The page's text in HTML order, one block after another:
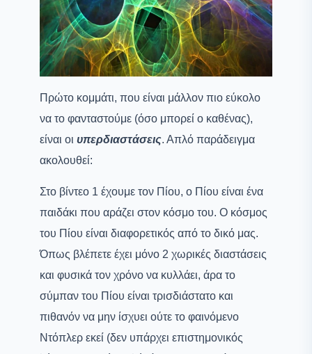
Πρώτο κομμάτι, που είναι μάλλον πιο εύκολο
να το φανταστούμε (όσο μπορεί ο καθένας),
είναι οι υπερδιαστάσεις. Απλό παράδειγμα
ακολουθεί:
Στο βίντεο 1 έχουμε τον Πίου, ο Πίου είναι ένα
παιδάκι που αράζει στον κόσμο του. Ο κόσμος
του Πίου είναι διαφορετικός από το δικό μας.
Όπως βλέπετε έχει μόνο 2 χωρικές διαστάσεις
και φυσικά τον χρόνο να κυλλάει, άρα το
σύμπαν του Πίου είναι τρισδιάστατο και
πιθανόν να μην ίσχυει ούτε το φαινόμενο
Ντόπλερ εκεί (δεν υπάρχει επιστημονικός